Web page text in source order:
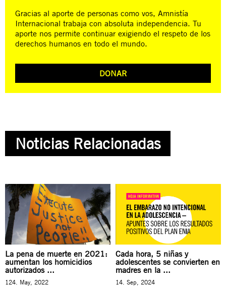
Gracias al aporte de personas como vos, Amnistía
Internacional trabaja con absoluta independencia. Tu
aporte nos permite continuar exigiendo el respeto de los
derechos humanos en todo el mundo.
DONAR
Noticias Relacionadas
La pena de muerte en 2021:
aumentan los homicidios
autorizados ...
124. May, 2022
Cada hora, 5 niñas y
adolescentes se convierten en
madres en la ...
14. Sep, 2024